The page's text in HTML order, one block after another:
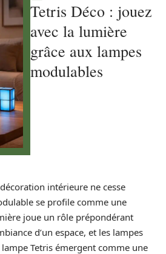
Tetris Déco : jouez
avec la lumière
grâce aux lampes
modulables
intérieure ne cesse
se profile comme une
joue un rôle prépondérant
d’un espace, et les lampes
Tetris émergent comme une